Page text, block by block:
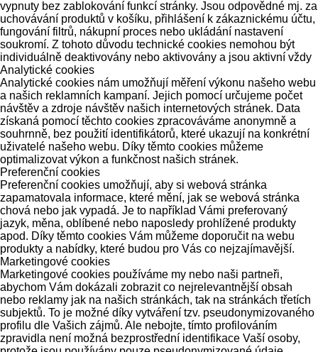
vypnuty bez zablokování funkcí stránky. Jsou odpovědné mj. za
uchovávání produktů v košíku, přihlášení k zákaznickému účtu,
fungování filtrů, nákupní proces nebo ukládání nastavení
soukromí. Z tohoto důvodu technické cookies nemohou být
individuálně deaktivovány nebo aktivovány a jsou aktivní vždy
Analytické cookies
Analytické cookies nám umožňují měření výkonu našeho webu
a našich reklamních kampaní. Jejich pomocí určujeme počet
návštěv a zdroje návštěv našich internetových stránek. Data
získaná pomocí těchto cookies zpracováváme anonymně a
souhrnně, bez použití identifikátorů, které ukazují na konkrétní
uživatelé našeho webu. Díky těmto cookies můžeme
optimalizovat výkon a funkčnost našich stránek.
Preferenční cookies
Preferenční cookies umožňují, aby si webová stránka
zapamatovala informace, které mění, jak se webová stránka
chová nebo jak vypadá. Je to například Vámi preferovaný
jazyk, měna, oblíbené nebo naposledy prohlížené produkty
apod. Díky těmto cookies Vám můžeme doporučit na webu
produkty a nabídky, které budou pro Vás co nejzajímavější.
Marketingové cookies
Marketingové cookies používáme my nebo naši partneři,
abychom Vám dokázali zobrazit co nejrelevantnější obsah
nebo reklamy jak na našich stránkách, tak na stránkách třetích
subjektů. To je možné díky vytváření tzv. pseudonymizovaného
profilu dle Vašich zájmů. Ale nebojte, tímto profilováním
zpravidla není možná bezprostřední identifikace Vaší osoby,